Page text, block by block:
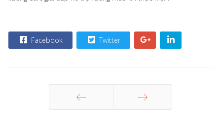
Facebook Twitter